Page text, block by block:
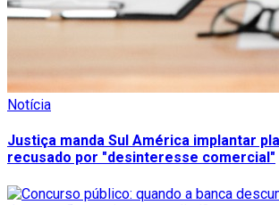
Notícia
Justiça manda Sul América implantar
recusado por "desinteresse comercial"